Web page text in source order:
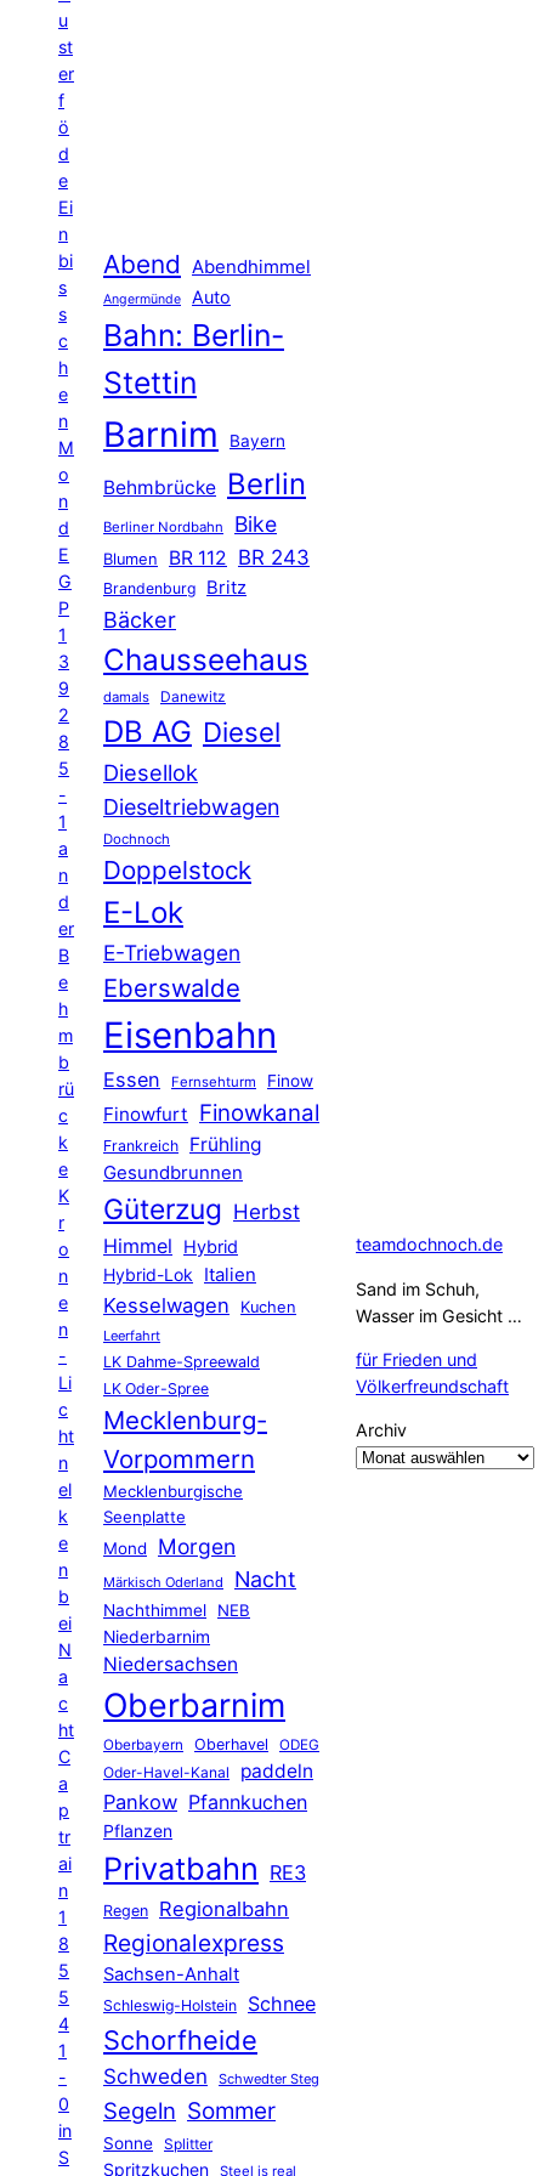
u
st
er
f
ö
d
e
Ei
n
bi
s
s
c
h
e
n
M
o
n
d
E
G
P
1
3
9
2
8
5
-
1
a
n
d
er
B
e
h
m
b
rü
c
k
e
K
r
o
n
e
n
-
Li
c
ht
n
el
k
e
n
b
ei
N
a
c
ht
C
a
p
tr
ai
n
1
8
5
5
4
1
-
0
in
S
Abend Abendhimmel
Angermünde Auto
Bahn: Berlin-
Stettin
Barnim Bayern
Behmbrücke Berlin
Berliner Nordbahn Bike
Blumen BR 112 BR 243
Brandenburg Britz
Bäcker
Chausseehaus
damals Danewitz
DB AG Diesel
Diesellok
Dieseltriebwagen
Dochnoch
Doppelstock
E-Lok
E-Triebwagen
Eberswalde
Eisenbahn
Essen Fernsehturm Finow
Finowfurt Finowkanal
Frankreich Frühling
Gesundbrunnen
Güterzug Herbst
Himmel
Hybrid
Hybrid-Lok Italien
Kesselwagen Kuchen
Leerfahrt
LK Dahme-Spreewald
LK Oder-Spree
Mecklenburg-
Vorpommern
Mecklenburgische
Seenplatte
Mond
Morgen
Märkisch Oderland Nacht
Nachthimmel
NEB
Niederbarnim
Niedersachsen
Oberbarnim
Oberbayern Oberhavel ODEG
Oder-Havel-Kanal paddeln
Pankow Pfannkuchen
Pflanzen
Privatbahn RE3
Regen Regionalbahn
Regionalexpress
Sachsen-Anhalt
Schleswig-Holstein Schnee
Schorfheide
Schweden Schwedter Steg
Segeln Sommer
Sonne Splitter
Spritzkuchen Steel is real
teamdochnoch.de
Sand im Schuh,
Wasser im Gesicht …
für Frieden und
Völkerfreundschaft
Archiv